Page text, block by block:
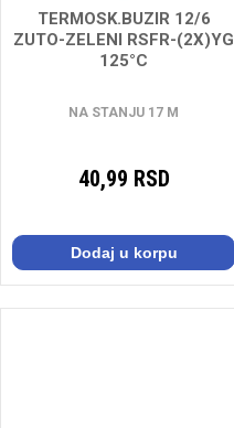
TERMOSK.BUZIR 12/6
ZUTO-ZELENI RSFR-(2X)YG
125°C
NA STANJU 17 M
40,99 RSD
Dodaj u korpu